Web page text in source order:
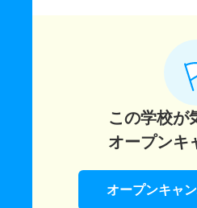
この学校が
オープンキ
オープンキャ